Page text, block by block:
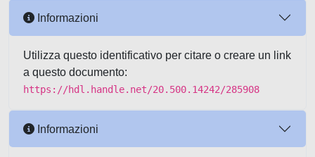
Informazioni
Utilizza questo identificativo per citare o creare un link
a questo documento:
https://hdl.handle.net/20.500.14242/285908
Informazioni